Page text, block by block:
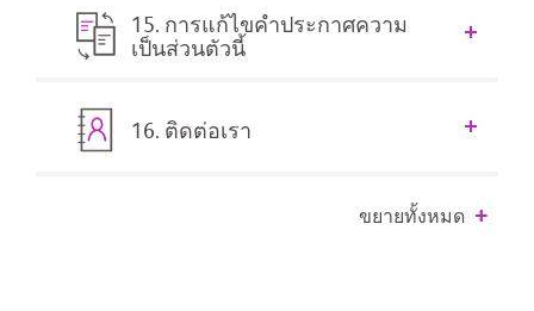
15. การแก้ไขคำประกาศความ
เป็นส่วนตัวนี้
16. ติดต่อเรา
ขยายทั้งหมด